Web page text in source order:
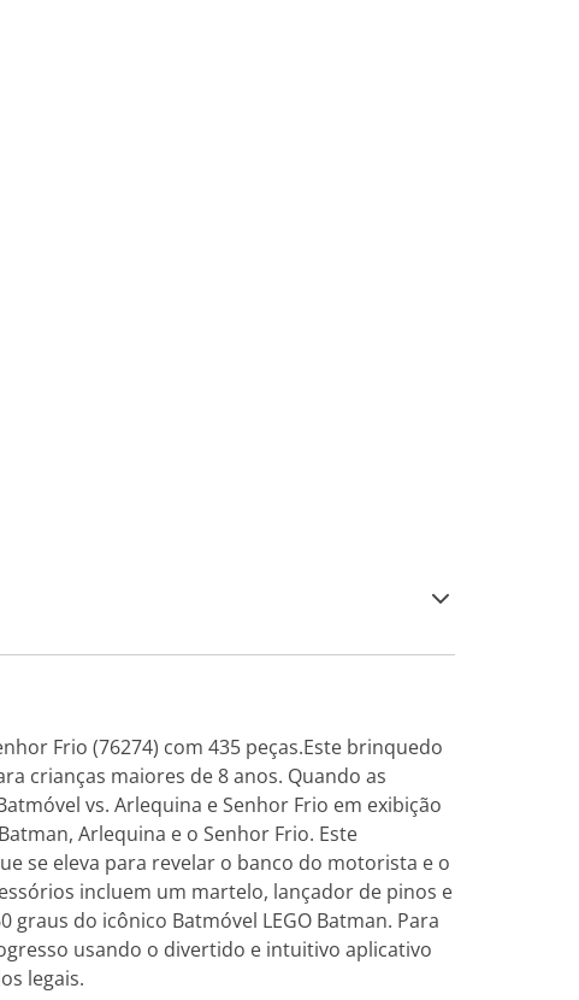
Frio (76274) com 435 peças.Este brinquedo
crianças maiores de 8 anos. Quando as
vs. Arlequina e Senhor Frio em exibição
Arlequina e o Senhor Frio. Este
se eleva para revelar o banco do motorista e o
incluem um martelo, lançador de pinos e
do icônico Batmóvel LEGO Batman. Para
usando o divertido e intuitivo aplicativo
legais.